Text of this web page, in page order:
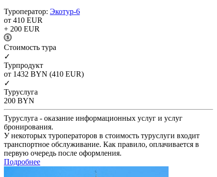
Туроператор: Экотур-6
от 410 EUR
+ 200 EUR
Cтоимость тура
✓
Турпродукт
от 1432 BYN (410 EUR)
✓
Туруслуга
200 BYN
Туруслуга - оказание информационных услуг и услуг
бронирования.
У некоторых туроператоров в стоимость туруслуги входит
транспортное обслуживание. Как правило, оплачивается в
первую очередь после оформления.
Подробнее